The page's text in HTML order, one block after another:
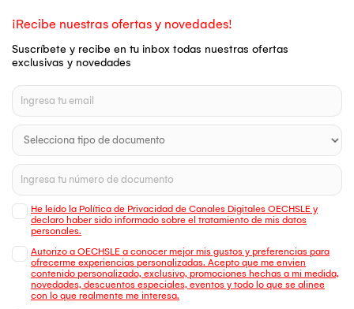
¡Recibe nuestras ofertas y novedades!
Suscríbete y recibe en tu inbox todas nuestras ofertas
exclusivas y novedades
He leído la Política de Privacidad de Canales Digitales OECHSLE y
declaro haber sido informado sobre el tratamiento de mis datos
personales.
Autorizo a OECHSLE a conocer mejor mis gustos y preferencias para
ofrecerme experiencias personalizadas. Acepto que me envien
contenido personalizado, exclusivo, promociones hechas a mi medida,
novedades, descuentos especiales, eventos y todo lo que se alinee
con lo que realmente me interesa.